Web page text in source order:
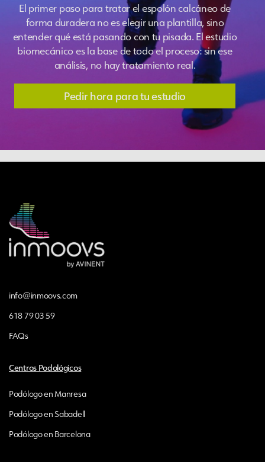
El primer paso para tratar el espolón calcáneo de
forma duradera no es elegir una plantilla, sino
entender qué está pasando con tu pisada. El estudio
biomecánico es la base de todo el proceso: sin ese
análisis, no hay tratamiento real.
Pedir hora para tu estudio
info@inmoovs.com
618 79 03 59
FAQs
Centros Podológicos
Podólogo en Manresa
Podólogo en Sabadell
Podólogo en Barcelona